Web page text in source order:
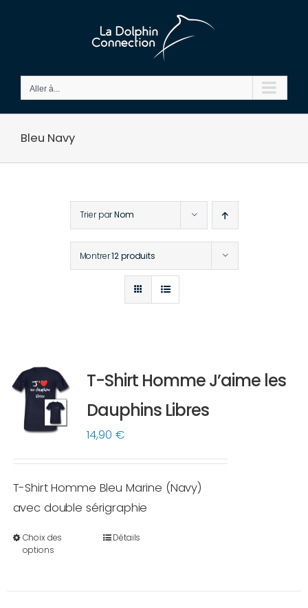
Aller à...
Bleu Navy
Trier parNom
Montrer12 produits
T-Shirt Homme J’aime les
Dauphins Libres
14,90 €
T-Shirt Homme Bleu Marine (Navy)
avec double sérigraphie
Choix des
options
CeDétails